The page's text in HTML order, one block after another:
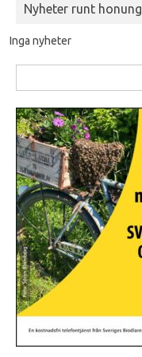
Nyheter runt honung
Inga nyheter
efter: